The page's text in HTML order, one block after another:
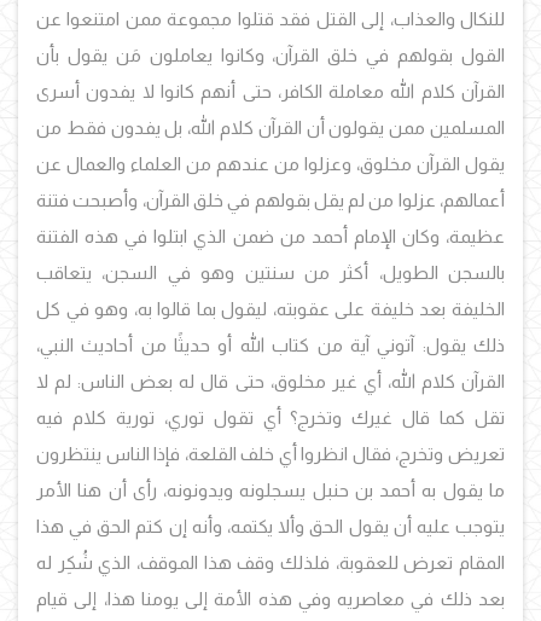
للنكال والعذاب، إلى القتل فقد قتلوا مجموعة ممن امتنعوا عن
القول بقولهم في خلق القرآن، وكانوا يعاملون مَن يقول بأن
القرآن كلام الله معاملة الكافر، حتى أنهم كانوا لا يفدون أسرى
المسلمين ممن يقولون أن القرآن كلام الله، بل يفدون فقط من
يقول القرآن مخلوق، وعزلوا من عندهم من العلماء والعمال عن
أعمالهم، عزلوا من لم يقل بقولهم في خلق القرآن، وأصبحت فتنة
عظيمة، وكان الإمام أحمد من ضمن الذي ابتلوا في هذه الفتنة
بالسجن الطويل، أكثر من سنتين وهو في السجن، يتعاقب
الخليفة بعد خليفة على عقوبته، ليقول بما قالوا به، وهو في كل
ذلك يقول: آتوني آية من كتاب الله أو حديثًا من أحاديث النبي،
القرآن كلام الله، أي غير مخلوق، حتى قال له بعض الناس: لم لا
تقل كما قال غيرك وتخرج؟ أي تقول توري، تورية كلام فيه
تعريض وتخرج، فقال انظروا أي خلف القلعة، فإذا الناس ينتظرون
ما يقول به أحمد بن حنبل يسجلونه ويدونونه، رأى أن هنا الأمر
يتوجب عليه أن يقول الحق وألا يكتمه، وأنه إن كتم الحق في هذا
المقام تعرض للعقوبة، فلذلك وقف هذا الموقف، الذي شُكِر له
بعد ذلك في معاصريه وفي هذه الأمة إلى يومنا هذا، إلى قيام